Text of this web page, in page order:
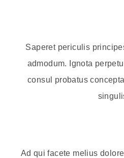
Saperet periculis
admodum. Ignota
consul probatus
Ad qui facete melius